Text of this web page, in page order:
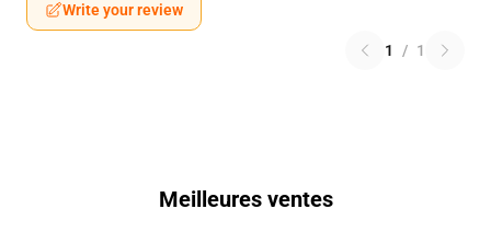
Write your review
1 / 1
Meilleures ventes